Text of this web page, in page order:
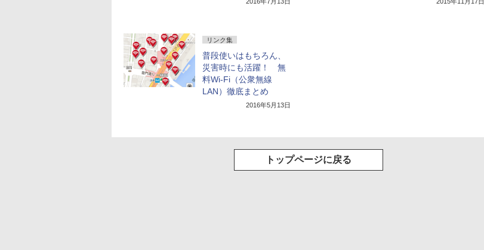
リンク集
普段使いはもちろん、
災害時にも活躍！ 無
料Wi-Fi（公衆無線
LAN）徹底まとめ
2016年5月13日
トップページに戻る